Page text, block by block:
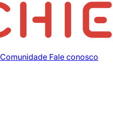
Comunidade Fale conosco